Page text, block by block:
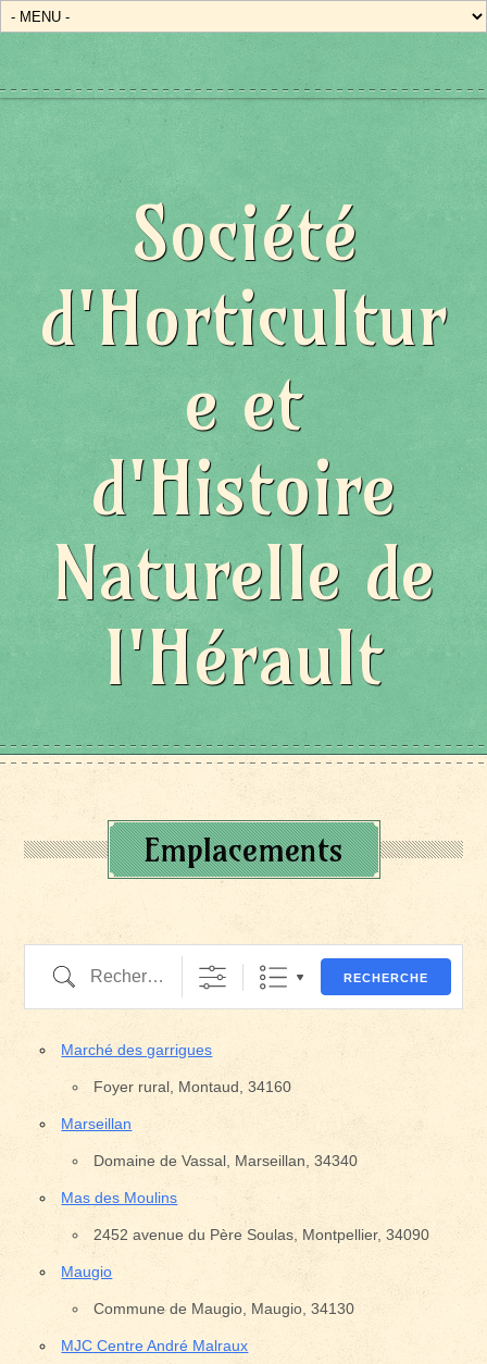
Société
d'Horticultur
e et
d'Histoire
Naturelle de
l'Hérault
Emplacements
Recherche RECHERCHE
Marché des garrigues
Foyer rural, Montaud, 34160
Marseillan
Domaine de Vassal, Marseillan, 34340
Mas des Moulins
2452 avenue du Père Soulas, Montpellier, 34090
Maugio
Commune de Maugio, Maugio, 34130
MJC Centre André Malraux
État/Pays